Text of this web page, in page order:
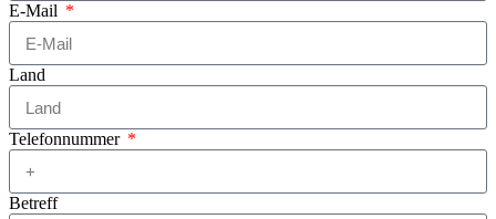
E-Mail
Land
Telefonnummer
Betreff